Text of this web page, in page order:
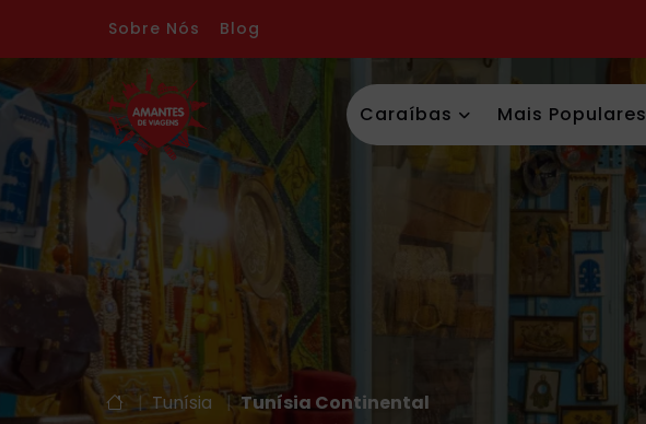
Sobre Nós Blog
Caraíbas Mais Populares
| Tunísia | Tunísia Continental